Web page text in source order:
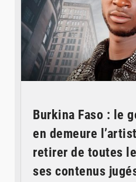
Burkina Faso : le
en demeure
retirer de toutes
ses contenus